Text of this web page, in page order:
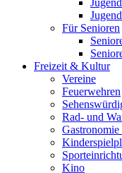
Für Senioren
Freizeit & Kultur
Vereine
Feuerwehren
Rad- und
Kino